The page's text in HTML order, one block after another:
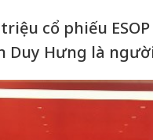
cổ phiếu
Duy Hưng là